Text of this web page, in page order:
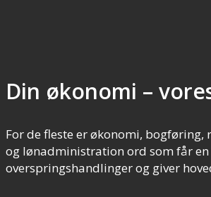
Din økonomi –
For de fleste er økonomi, bogføring,
og lønadministration ord som får
overspringshandlinger og giver